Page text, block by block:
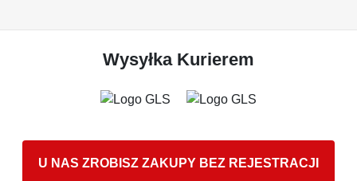
Wysyłka Kurierem
U NAS ZROBISZ ZAKUPY BEZ REJESTRACJI